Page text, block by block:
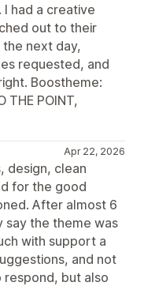
had a creative
out to their
next day,
requested, and
Boostheme:
THE POINT,
Apr 22, 2026
design, clean
for the good
After almost 6
say the theme was
with support a
and not
but also